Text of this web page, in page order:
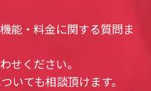
能・料金に関する質問ま
せください。
いても相談頂けます。